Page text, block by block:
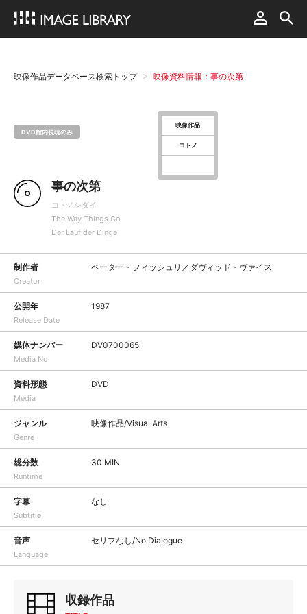
映像作品データベース検索トップ 映像資料情報：事の次第
DVD館内視聴のみ
映像作品
コトノ
事の次第
コトノシダイ
The Way Things Go
Der Lauf der Dinge
制作者
Creator
ペーター・フィッシュリ／ダヴィッド・ヴァイス
公開年
Release Date
1987
媒体ナンバー
Media No
DV0700065
資料形態
Media
DVD
ジャンル
Genre
映像作品/Visual Arts
総分数
Runtime
30 MIN
字幕
Subtitle
なし
音声
Language
セリフなし/No Dialogue
収録作品